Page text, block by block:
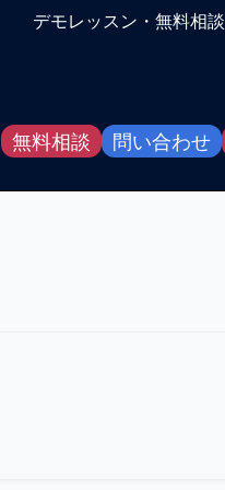
デモレッスン・無料相談
無料相談 問い合わせ